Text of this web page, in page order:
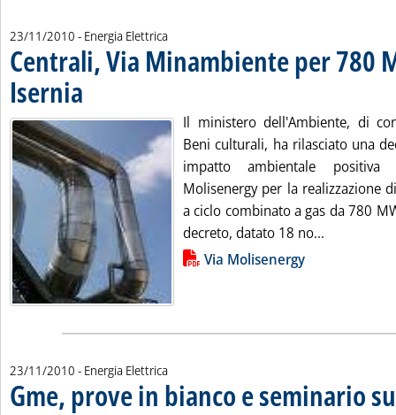
23/11/2010 - Energia Elettrica
Centrali, Via Minambiente per 780
Isernia . Pubblicata martedì 23 novembre 2010 alle 17.38.
Il ministero dell'Ambiente, di
Beni culturali, ha rilasciato una
impatto ambientale
Molisenergy per la realizzazione
a ciclo combinato a gas da 780
decreto, datato 18 no...
Lista allegati PDF alla notiziaVia Molisenergy
23/11/2010 - Energia Elettrica
Gme, prove in bianco e seminario